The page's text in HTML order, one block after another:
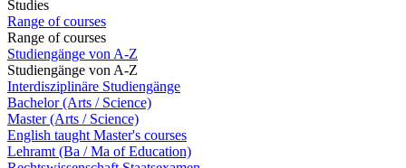
Studies
Range of courses
Range of courses
Studiengänge von A-Z
Studiengänge von A-Z
Interdisziplinäre Studiengänge
Bachelor (Arts / Science)
Master (Arts / Science)
English taught Master's courses
Lehramt (Ba / Ma of Education)